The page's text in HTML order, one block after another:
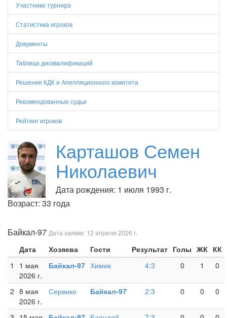
Участники турнира
Статистика игроков
Документы
Таблица дисквалификаций
Решения КДК и Апелляционного комитета
Рекомендованные судьи
Рейтинг игроков
Карташов Семен
Николаевич
Дата рождения: 1 июля 1993 г.
Возраст: 33 года
Байкал-97 Дата заявки: 12 апреля 2026 г.
Дата Хозяева Гости Результат Голы ЖК КК
1
1 мая
2026 г.
Байкал-97 Химик 4:3 0 1 0
2 8 мая
2026 г.
Сервико Байкал-97 2:3 0 0 0